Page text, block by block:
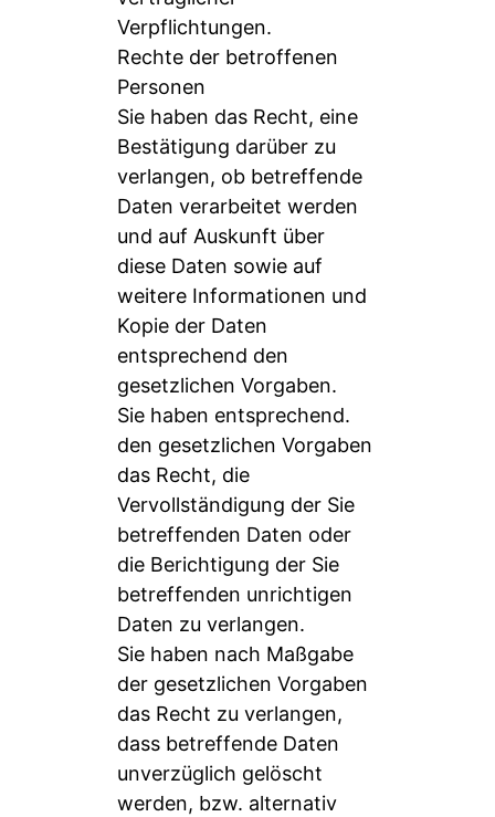
Verpflichtungen.
Rechte der betroffenen
Personen
Sie haben das Recht, eine
Bestätigung darüber zu
verlangen, ob betreffende
Daten verarbeitet werden
und auf Auskunft über
diese Daten sowie auf
weitere Informationen und
Kopie der Daten
entsprechend den
gesetzlichen Vorgaben.
Sie haben entsprechend.
den gesetzlichen Vorgaben
das Recht, die
Vervollständigung der Sie
betreffenden Daten oder
die Berichtigung der Sie
betreffenden unrichtigen
Daten zu verlangen.
Sie haben nach Maßgabe
der gesetzlichen Vorgaben
das Recht zu verlangen,
dass betreffende Daten
unverzüglich gelöscht
werden, bzw. alternativ